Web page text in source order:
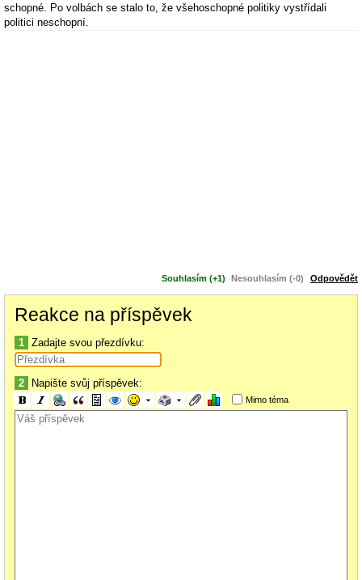
schopné. Po volbách se stalo to, že všehoschopné politiky vystřídali
politici neschopní.
Souhlasím (+1) Nesouhlasím (-0) Odpovědět
Reakce na příspěvek
1 Zadajte svou přezdívku:
2 Napište svůj příspěvek:
Mimo téma